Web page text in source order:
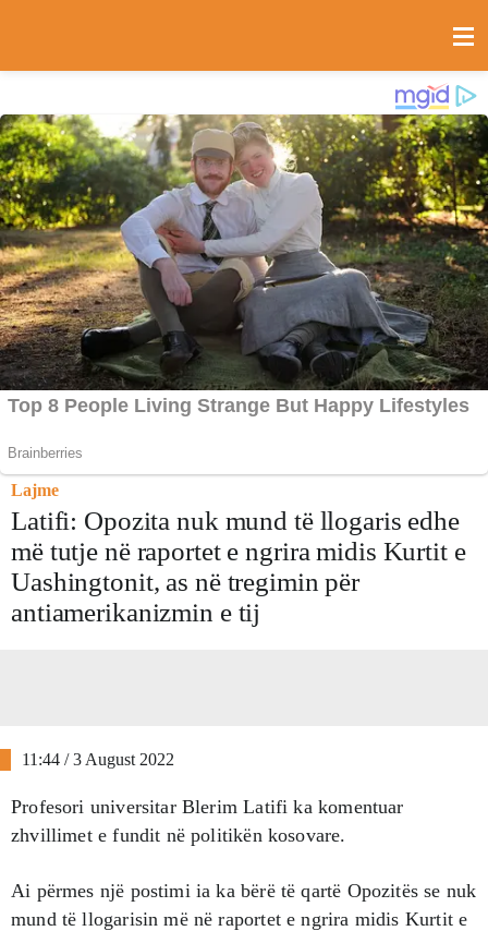
Lajme
Latifi: Opozita nuk mund të llogaris edhe
më tutje në raportet e ngrira midis Kurtit e
Uashingtonit, as në tregimin për
antiamerikanizmin e tij
11:44 / 3 August 2022
Profesori universitar Blerim Latifi ka komentuar
zhvillimet e fundit në politikën kosovare.
Ai përmes një postimi ia ka bërë të qartë Opozitës se nuk
mund të llogarisin më në raportet e ngrira midis Kurtit e